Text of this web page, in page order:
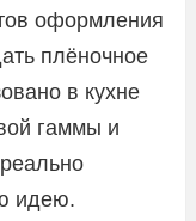
оформления
плёночное
в кухне
гаммы и
идею.